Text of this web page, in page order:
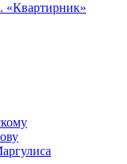
«Квартирник»